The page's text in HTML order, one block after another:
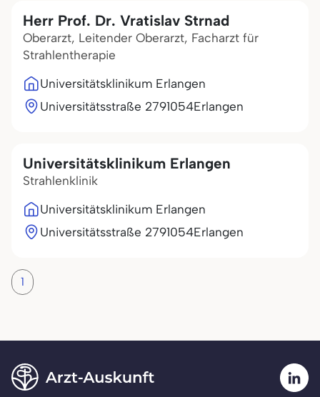
Herr Prof. Dr. Vratislav Strnad
Oberarzt, Leitender Oberarzt, Facharzt für
Strahlentherapie
Universitätsklinikum Erlangen
Universitätsstraße 2791054Erlangen
Universitätsklinikum Erlangen
Strahlenklinik
Universitätsklinikum Erlangen
Universitätsstraße 2791054Erlangen
1